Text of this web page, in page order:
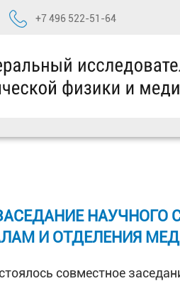
+7 496 522-51-64
НАУЧНОГО
И ОТДЕЛЕНИЯ
совместное